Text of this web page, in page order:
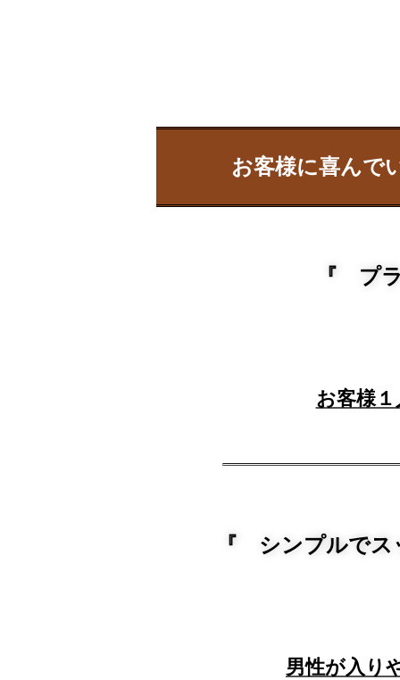
お客様に喜んで
『 プ
お客様
『 シンプルで
男性が入り